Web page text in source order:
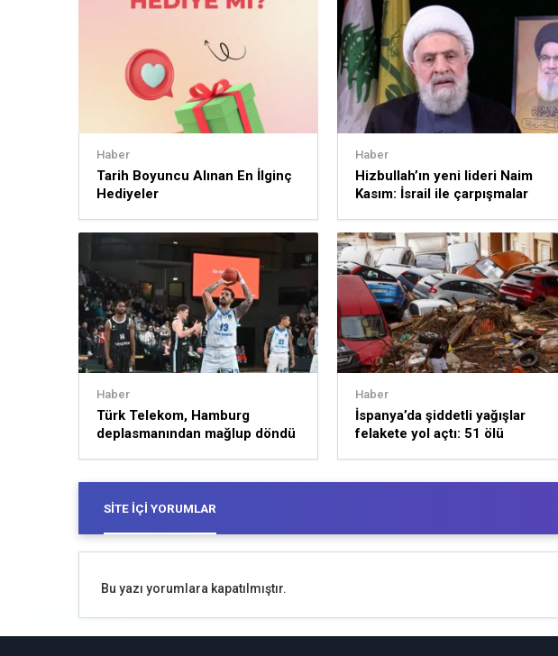
Haber
Tarih Boyuncu Alınan En İlginç
Hediyeler
Haber
Hizbullah’ın yeni lideri Naim
Kasım: İsrail ile çarpışmalar
Haber
Türk Telekom, Hamburg
deplasmanından mağlup döndü
Haber
İspanya’da şiddetli yağışlar
felakete yol açtı: 51 ölü
SITE İÇI YORUMLAR
Bu yazı yorumlara kapatılmıştır.